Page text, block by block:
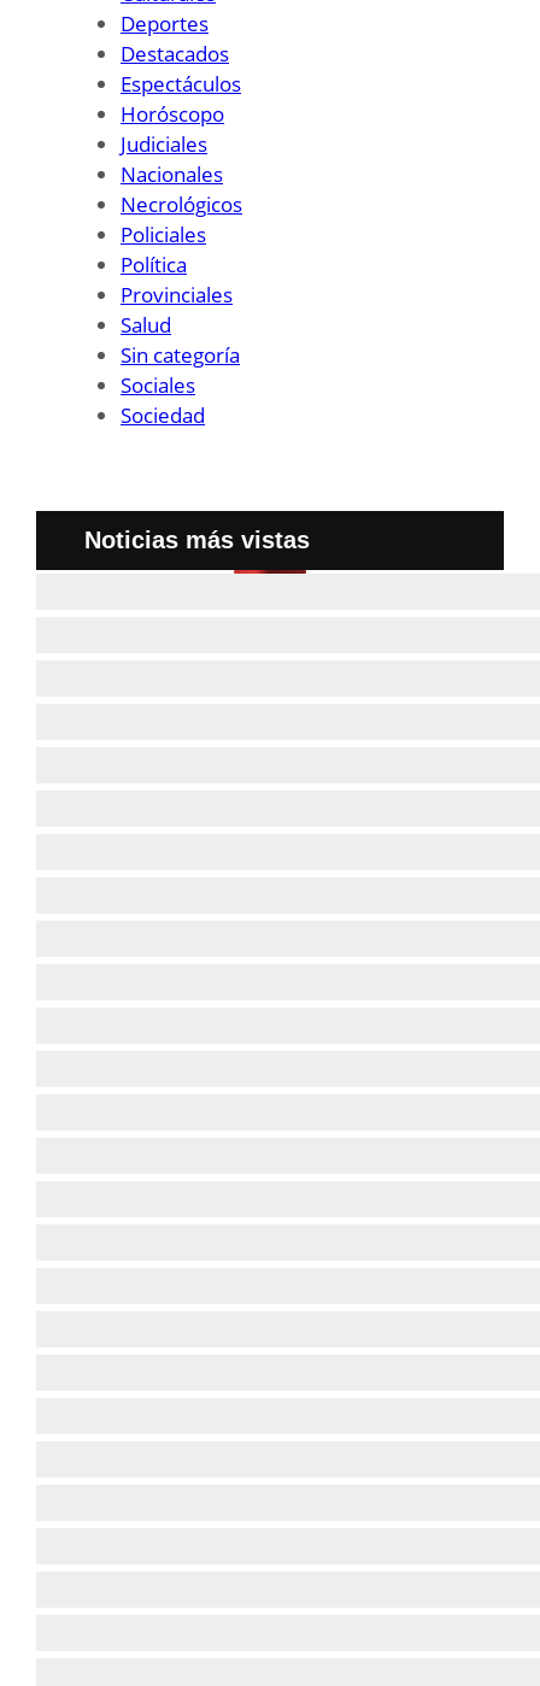
Deportes
Destacados
Espectáculos
Horóscopo
Judiciales
Nacionales
Necrológicos
Policiales
Política
Provinciales
Salud
Sin categoría
Sociales
Sociedad
Noticias más vistas